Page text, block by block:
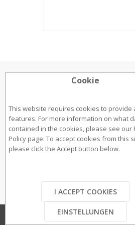
ÜBER UNS
Bruckstraße 8
70734, Fellbach
Telefonnummer: +49 711 21959
Copyright © 2020
Cookie
This website requires cookies to provide
features. For more information on what
contained in the cookies, please see our
Policy page. To accept cookies from this
please click the Accept button below.
I ACCEPT COOKIES
EINSTELLUNGEN